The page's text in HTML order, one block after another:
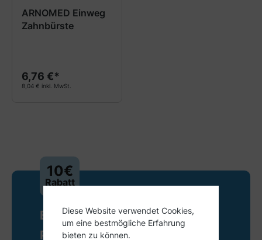
ARNOMED Einweg
Zahnbürste
6,76 €*
8,04 € inkl. MwSt.
10€
Rabatt
Exklusive Deals und
Produktneuheiten - Direkt in
Diese Website verwendet Cookies,
um eine bestmögliche Erfahrung
bieten zu können.